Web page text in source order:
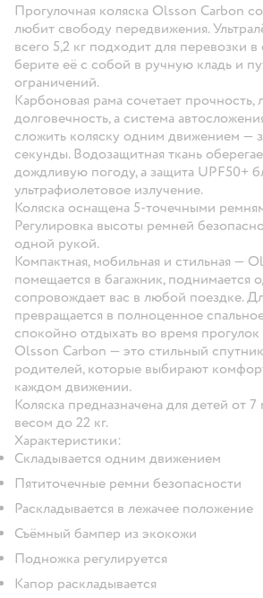
Прогулочная коляска Olsson Carbon
любит свободу передвижения.
всего 5,2 кг подходит для перевозки
берите её с собой в ручную кладь и
ограничений.
Карбоновая рама сочетает прочность,
долговечность, а система
сложить коляску одним движением —
секунды. Водозащитная ткань
дождливую погоду, а защита UPF50+
ультрафиолетовое излучение.
Коляска оснащена 5-точечными
Регулировка высоты ремней
одной рукой.
Компактная, мобильная и стильная —
помещается в багажник, поднимается
сопровождает вас в любой поездке.
превращается в полноценное
спокойно отдыхать во время
Olsson Carbon — это стильный
родителей, которые выбирают
каждом движении.
Коляска предназначена для детей от
весом до 22 кг.
Характеристики:
Складывается одним движением
Пятиточечные ремни безопасности
Раскладывается в лежачее положение
Съёмный бампер из экокожи
Подножка регулируется
Капор раскладывается